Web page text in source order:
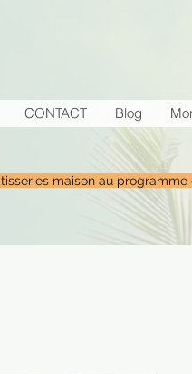
CONTACT Blog
maison au